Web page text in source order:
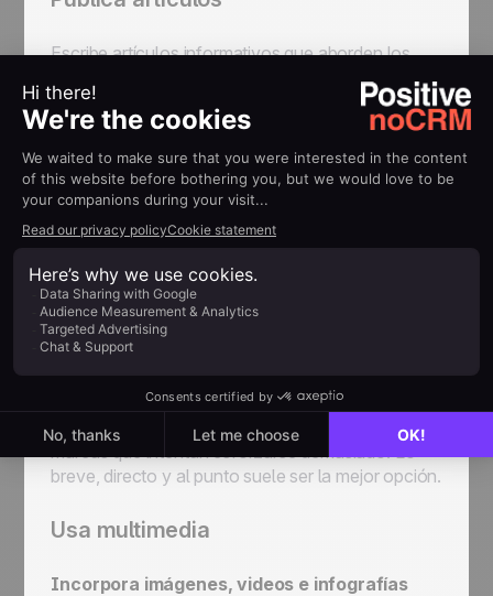
Escribe artículos informativos que aborden los
puntos de dolor e intereses de tus prospectos.
Comparte ideas útiles y soluciones prácticas,
vinculándolas con ejemplos del mundo real
siempre que sea posible. No te preocupes si no se
vuelven virales de inmediato: los mejores
estrategas de contenido en LinkedIn saben que la
consistencia es clave para el éxito.
Comparte actualizaciones
Publica regularmente sobre noticias de la
industria, logros de tu empresa y contenido
relevante para mantener informada y
comprometida a tu red. Evita ser exagerado o
poco genuino: todos estamos cansados de
marcas que intentan esforzarse demasiado. Lo
breve, directo y al punto suele ser la mejor opción.
Usa multimedia
Incorpora imágenes, videos e infografías